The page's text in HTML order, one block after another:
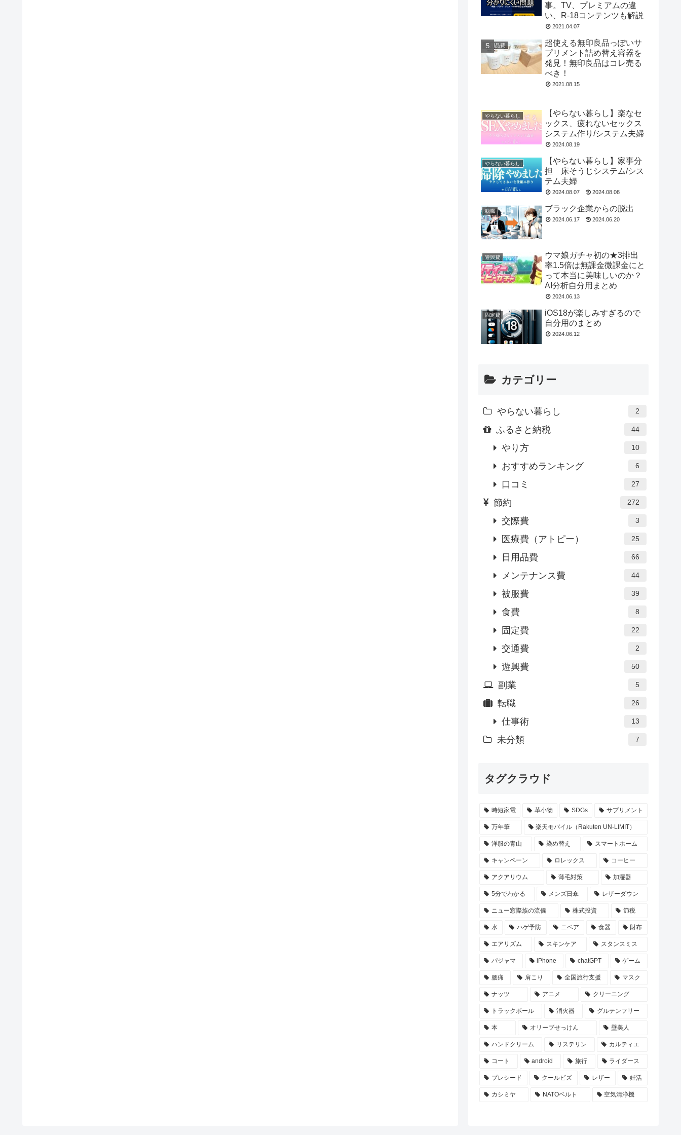
事。TV、プレミアムの違
い、R-18コンテンツも解説
2021.04.07
日用品費
超使える無印良品っぽいサ
プリメント詰め替え容器を
発見！無印良品はコレ売る
べき！
2021.08.15
やらない暮らし
【やらない暮らし】楽なセ
ックス、疲れないセックス
システム作り/システム夫婦
2024.08.19
やらない暮らし
【やらない暮らし】家事分
担 床そうじシステム/シス
テム夫婦
2024.08.07 2024.08.08
転職 ブラック企業からの脱出
2024.06.17 2024.06.20
遊興費
ウマ娘ガチャ初の★3排出
率1.5倍は無課金微課金にと
って本当に美味しいのか？
AI分析自分用まとめ
2024.06.13
固定費
iOS18が楽しみすぎるので
自分用のまとめ
2024.06.12
カテゴリー
やらない暮らし 2
ふるさと納税 44
やり方 10
おすすめランキング 6
口コミ 27
節約 272
交際費 3
医療費（アトピー） 25
日用品費 66
メンテナンス費 44
被服費 39
食費 8
固定費 22
交通費 2
遊興費 50
副業 5
転職 26
仕事術 13
未分類 7
タグクラウド
時短家電 革小物 SDGs サプリメント
万年筆 楽天モバイル（Rakuten UN-LIMIT）
洋服の青山 染め替え スマートホーム
キャンペーン ロレックス コーヒー
アクアリウム 薄毛対策 加湿器
5分でわかる メンズ日傘 レザーダウン
ニュー窓際族の流儀 株式投資 節税
水 ハゲ予防 ニベア 食器 財布
エアリズム スキンケア スタンスミス
パジャマ iPhone chatGPT ゲーム
腰痛 肩こり 全国旅行支援 マスク
ナッツ アニメ クリーニング
トラックボール 消火器 グルテンフリー
本 オリーブせっけん 壁美人
ハンドクリーム リステリン カルティエ
コート android 旅行 ライダース
プレシード クールビズ レザー 妊活
カシミヤ NATOベルト 空気清浄機